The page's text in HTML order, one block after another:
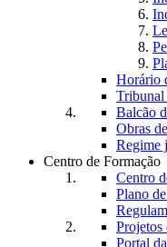
Horário
Tribunal
Balcão
Obras
Regime
Centro de Formação
Centro
Plano
Projetos
Portal